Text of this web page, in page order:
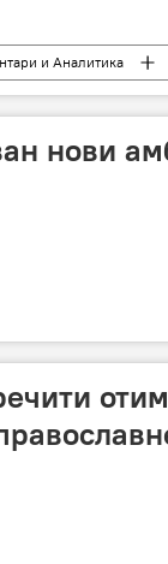
и Аналитика
нови